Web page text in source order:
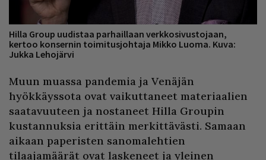
Hilla Group uudistaa parhaillaan verkkosivustojaan,
kertoo konsernin toimitusjohtaja Mikko Luoma. Kuva:
Jukka Lehojärvi
Muun muassa pandemia ja Venäjän
hyökkäyssota ovat vaikuttaneet materiaalien
saatavuuteen ja nostaneet Hilla Groupin
kustannuksia erittäin merkittävästi. Samaan
aikaan paperisten sanomalehtien
tilaajamäärät ovat laskeneet ja yleinen